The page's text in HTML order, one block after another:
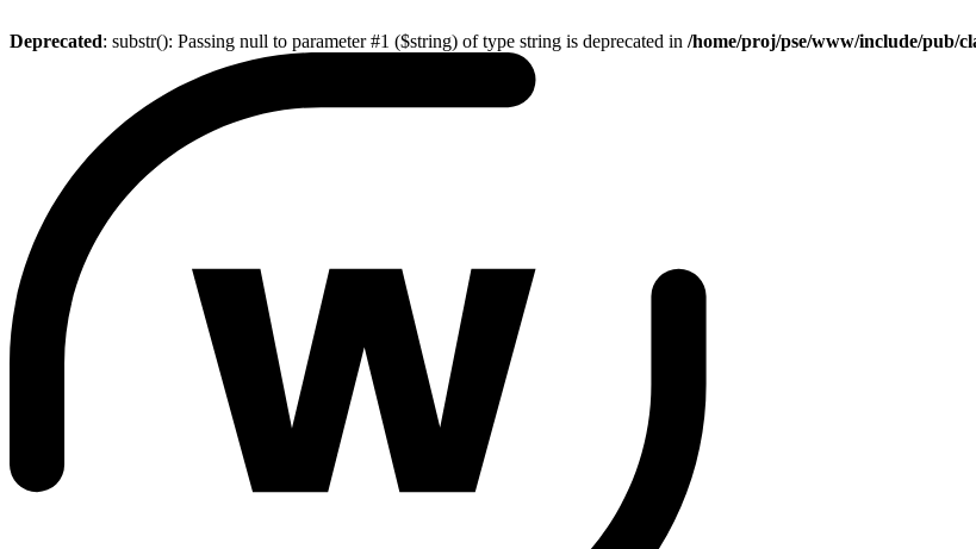
Deprecated: substr(): Passing null to parameter #1 ($string) of type string is deprecated in /home/proj/pse/www/include/pub/